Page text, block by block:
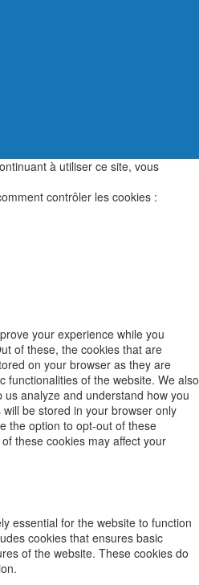
à utiliser ce site, vous
contrôler les cookies :
your experience while you
of these, the cookies that are
on your browser as they are
functionalities of the website. We also
analyze and understand how you
be stored in your browser only
the option to opt-out of these
these cookies may affect your
essential for the website to function
cookies that ensures basic
of the website. These cookies do